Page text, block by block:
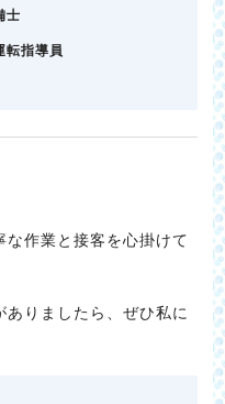
士
転指導員
作業と接客を心掛けて
りましたら、ぜひ私に